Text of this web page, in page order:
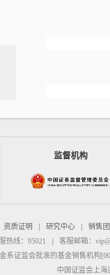
监督机构
资质证明 研究中心
销售
热线：95021
客服邮箱：
系证监会批准的基金销售机构
中国证监会上